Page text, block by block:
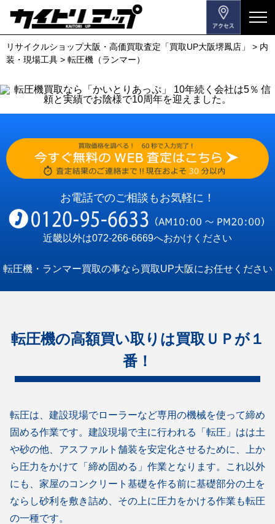
メ
ニ
ュ
開
閉
る
リサイクルショップ大阪・高価買取査定「買取UP大阪堺鳳店」 > 内
装・現場工具 > 転圧機（ランマー）
お電話でのご相談もお気軽に！
近畿以外は072-266-6669へおかけください
転圧機・ランマー買取の事なら買取UP大阪にお任せください
転圧機の高額買い取りは買取ＵＰが１
番！
転圧は、建設現場でローラーなど専用の機械を使って締め
固める作業です。建設現場で主に行われる「転圧」はは土
や砂の他、アスファルト舗装を安定化させるために、上か
ら圧力をかけて「締め固める」作業となります。これ以外
にも、家屋のコンクリート基礎を作る前に基礎部分の土を
ならし砂利を敷き詰め、その上に圧力をかける作業も転圧
の一種です。